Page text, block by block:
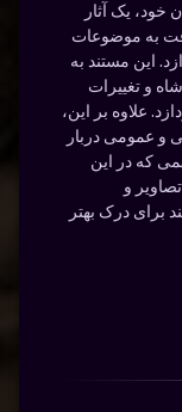
خود، یک آثار
به موضوعات
این مستند به
و تغییرات
علاوه بر این،
و عمومی دربار
که در این
و
برای درک بهتر